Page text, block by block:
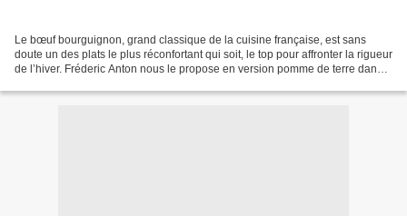
Le bœuf bourguignon, grand classique de la cuisine française, est sans
doute un des plats le plus réconfortant qui soit, le top pour affronter la rigueur
de l’hiver. Fréderic Anton nous le propose en version pomme de terre dans